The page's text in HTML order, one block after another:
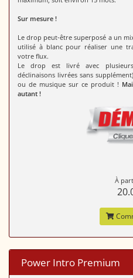
Sur mesure !
Le drop peut-être superposé a un
utilisé à blanc pour réaliser une
votre flux.
Le drop est livré avec
déclinaisons livrées sans
ou de musique sur ce produit !
autant !
À
Power Intro Premium